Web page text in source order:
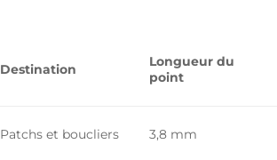
Destination
Longueur du
point
Patchs et boucliers 3,8 mm